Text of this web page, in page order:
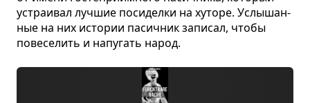
устра­и­вал луч­шие поси­делки на хуторе. Услы­шан­
ные на них исто­рии пасич­ник запи­сал, чтобы
пове­се­лить и напу­гать народ.